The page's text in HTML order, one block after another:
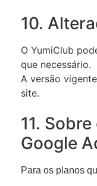
10.
O YumiClub
que necessário.
A versão
site.
11.
Google
Para os planos